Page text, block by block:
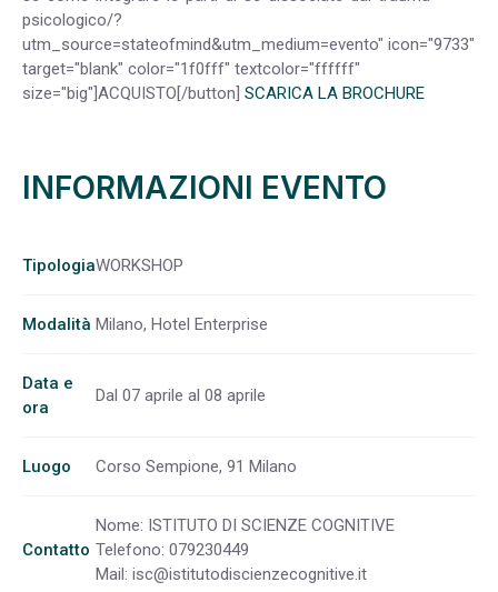
psicologico/?
utm_source=stateofmind&utm_medium=evento" icon="9733"
target="blank" color="1f0fff" textcolor="ffffff"
size="big"]ACQUISTO[/button] SCARICA LA BROCHURE
INFORMAZIONI EVENTO
TipologiaWORKSHOP
Modalità Milano, Hotel Enterprise
Data e
ora
Dal 07 aprile al 08 aprile
Luogo Corso Sempione, 91 Milano
Contatto
Nome: ISTITUTO DI SCIENZE COGNITIVE
Telefono: 079230449
Mail: isc@istitutodiscienzecognitive.it